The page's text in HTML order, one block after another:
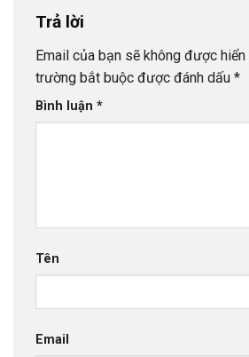
Trả lời
Email của bạn sẽ không được hiển
trường bắt buộc được đánh dấu *
Bình luận *
Tên
Email